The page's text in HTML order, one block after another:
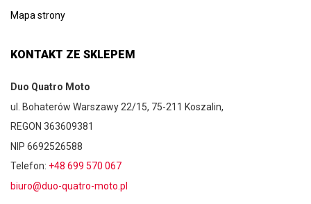
Mapa strony
KONTAKT ZE SKLEPEM
Duo Quatro Moto
ul. Bohaterów Warszawy 22/15, 75-211 Koszalin,
REGON 363609381
NIP 6692526588
Telefon: +48 699 570 067
biuro@duo-quatro-moto.pl